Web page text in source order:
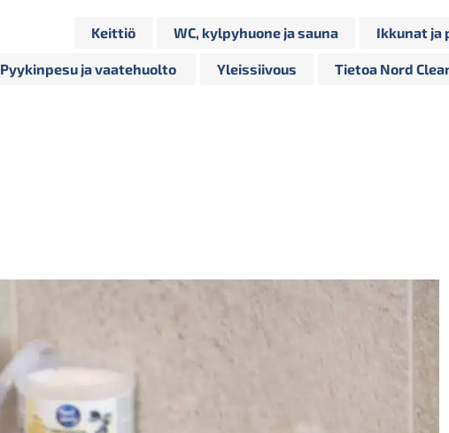
Keittiö WC, kylpyhuone ja sauna Ikkunat ja
Pyykinpesu ja vaatehuolto Yleissiivous Tietoa Nord